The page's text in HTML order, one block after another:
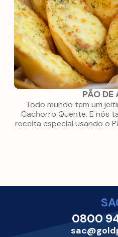
PÃO DE
Todo mundo tem um
Cachorro Quente. E nós
receita especial usando o
0800